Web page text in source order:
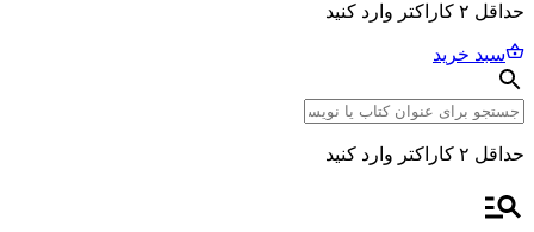
حداقل ۲ کاراکتر وارد کنید
سبد خرید
حداقل ۲ کاراکتر وارد کنید